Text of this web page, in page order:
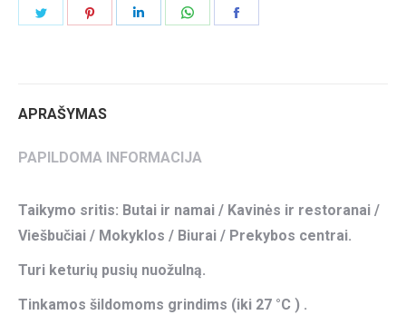
APRAŠYMAS
PAPILDOMA INFORMACIJA
Taikymo sritis: Butai ir namai / Kavinės ir restoranai /
Viešbučiai / Mokyklos / Biurai / Prekybos centrai.
Turi keturių pusių nuožulną.
Tinkamos šildomoms grindims (iki 27 °C ) .